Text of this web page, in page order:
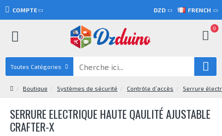
COMPTE DZD FRENCH
0
Toutes Catégories
Boutique Systèmes de sécurité Contrôle d’accès Serrure
SERRURE ELECTRIQUE HAUTE QAULITÉ AJUSTABLE
CRAFTER-X